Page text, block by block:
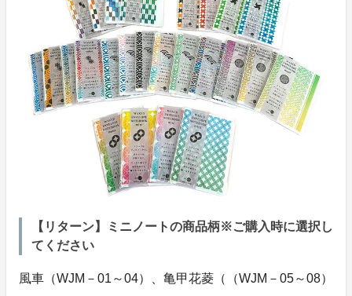
【リターン】ミニノートの商品柄※ご購入時に選択し
てください
風車（WJM－01～04）、亀甲花菱（（WJM－05～08）